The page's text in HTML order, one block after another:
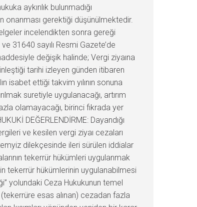
aykırılık bulunmadığı
onanması gerektiği düşünülmektedir.
incelendikten sonra gereği
31640 sayılı Resmi Gazete’de
değişik halinde; Vergi ziyaına
tarihi izleyen günden itibaren
isabet ettiği takvim yılının sonuna
suretiyle uygulanacağı, artırım
olamayacağı, birinci fıkrada yer
DEĞERLENDİRME: Dayandığı
ve kesilen vergi ziyaı cezaları
dilekçesinde ileri sürülen iddialar
tekerrür hükümleri uygulanmak
tekerrür hükümlerinin uygulanabilmesi
yolundaki Ceza Hukukunun temel
(tekerrüre esas alınan) cezadan fazla